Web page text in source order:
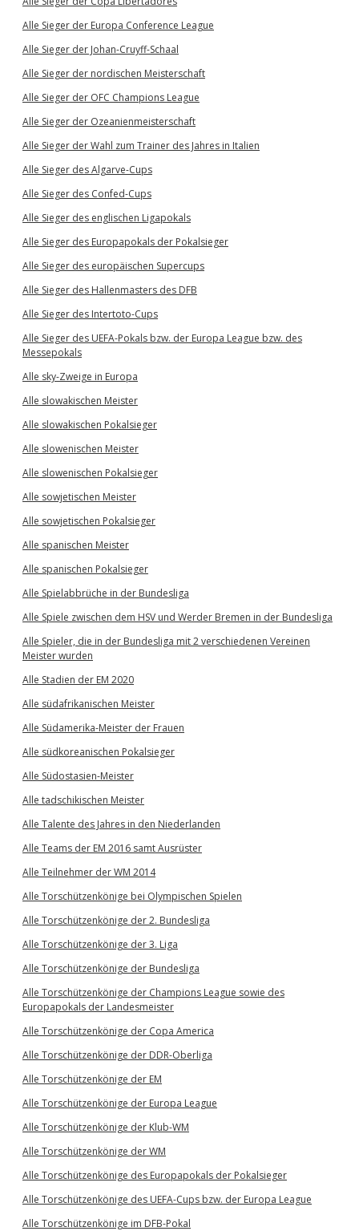
Alle Sieger der Europa Conference League
Alle Sieger der Johan-Cruyff-Schaal
Alle Sieger der nordischen Meisterschaft
Alle Sieger der OFC Champions League
Alle Sieger der Ozeanienmeisterschaft
Alle Sieger der Wahl zum Trainer des Jahres in Italien
Alle Sieger des Algarve-Cups
Alle Sieger des Confed-Cups
Alle Sieger des englischen Ligapokals
Alle Sieger des Europapokals der Pokalsieger
Alle Sieger des europäischen Supercups
Alle Sieger des Hallenmasters des DFB
Alle Sieger des Intertoto-Cups
Alle Sieger des UEFA-Pokals bzw. der Europa League bzw. des
Messepokals
Alle sky-Zweige in Europa
Alle slowakischen Meister
Alle slowakischen Pokalsieger
Alle slowenischen Meister
Alle slowenischen Pokalsieger
Alle sowjetischen Meister
Alle sowjetischen Pokalsieger
Alle spanischen Meister
Alle spanischen Pokalsieger
Alle Spielabbrüche in der Bundesliga
Alle Spiele zwischen dem HSV und Werder Bremen in der Bundesliga
Alle Spieler, die in der Bundesliga mit 2 verschiedenen Vereinen
Meister wurden
Alle Stadien der EM 2020
Alle südafrikanischen Meister
Alle Südamerika-Meister der Frauen
Alle südkoreanischen Pokalsieger
Alle Südostasien-Meister
Alle tadschikischen Meister
Alle Talente des Jahres in den Niederlanden
Alle Teams der EM 2016 samt Ausrüster
Alle Teilnehmer der WM 2014
Alle Torschützenkönige bei Olympischen Spielen
Alle Torschützenkönige der 2. Bundesliga
Alle Torschützenkönige der 3. Liga
Alle Torschützenkönige der Bundesliga
Alle Torschützenkönige der Champions League sowie des
Europapokals der Landesmeister
Alle Torschützenkönige der Copa America
Alle Torschützenkönige der DDR-Oberliga
Alle Torschützenkönige der EM
Alle Torschützenkönige der Europa League
Alle Torschützenkönige der Klub-WM
Alle Torschützenkönige der WM
Alle Torschützenkönige des Europapokals der Pokalsieger
Alle Torschützenkönige des UEFA-Cups bzw. der Europa League
Alle Torschützenkönige im DFB-Pokal